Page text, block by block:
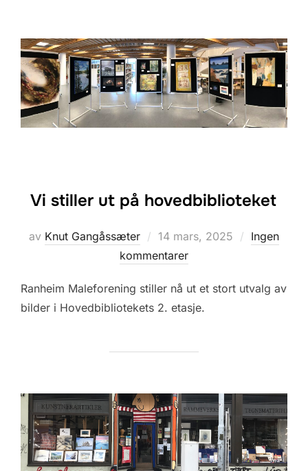
Vi stiller ut på hovedbiblioteket
av Knut Gangåssæter
Posted
on
14 mars, 2025
Ingen
kommentarer
Ranheim Maleforening stiller nå ut et stort utvalg av
bilder i Hovedbibliotekets 2. etasje.